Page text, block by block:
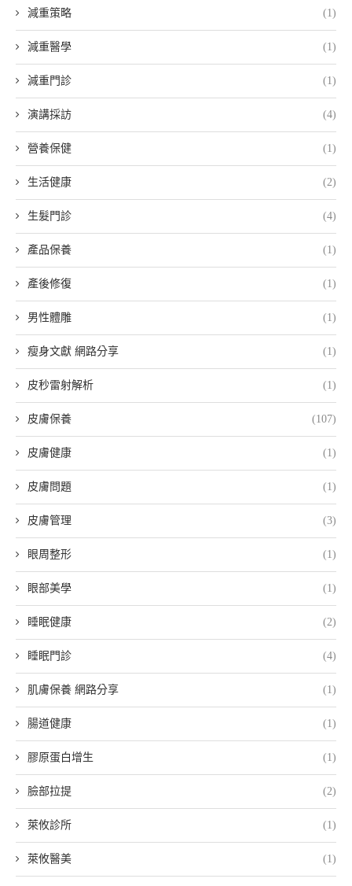
減重策略 (1)
減重醫學 (1)
減重門診 (1)
演講採訪 (4)
營養保健 (1)
生活健康 (2)
生髮門診 (4)
產品保養 (1)
產後修復 (1)
男性體雕 (1)
瘦身文獻 網路分享 (1)
皮秒雷射解析 (1)
皮膚保養 (107)
皮膚健康 (1)
皮膚問題 (1)
皮膚管理 (3)
眼周整形 (1)
眼部美學 (1)
睡眠健康 (2)
睡眠門診 (4)
肌膚保養 網路分享 (1)
腸道健康 (1)
膠原蛋白增生 (1)
臉部拉提 (2)
萊攸診所 (1)
萊攸醫美 (1)